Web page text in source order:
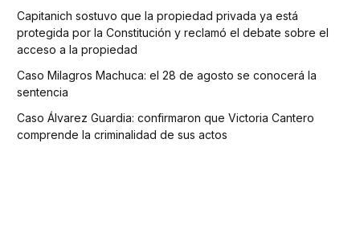
Capitanich sostuvo que la propiedad privada ya está
protegida por la Constitución y reclamó el debate sobre el
acceso a la propiedad
Caso Milagros Machuca: el 28 de agosto se conocerá la
sentencia
Caso Álvarez Guardia: confirmaron que Victoria Cantero
comprende la criminalidad de sus actos